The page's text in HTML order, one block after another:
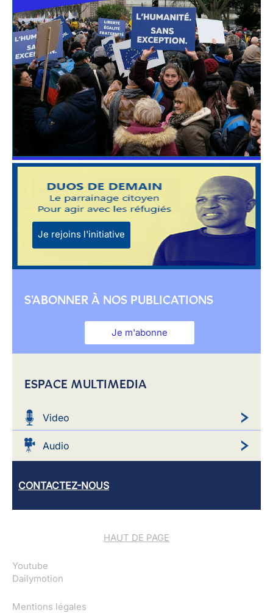
Je rejoins l'initiative
S'ABONNER À NOS PUBLICATIONS
Je m'abonne
ESPACE MULTIMEDIA
Video
Audio
CONTACTEZ-NOUS
HAUT DE PAGE
Youtube
Dailymotion
Mentions légales